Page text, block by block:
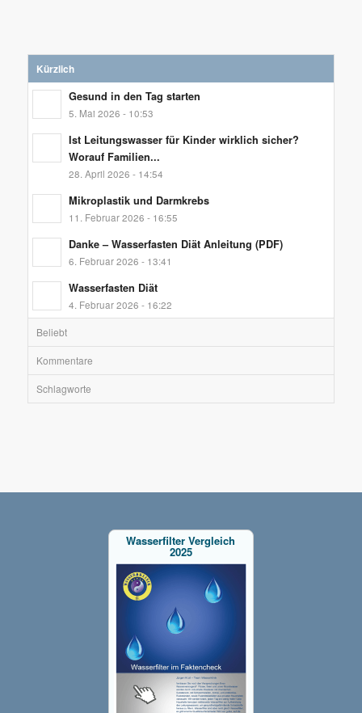
Kürzlich
Gesund in den Tag starten
5. Mai 2026 - 10:53
Ist Leitungswasser für Kinder wirklich sicher?
Worauf Familien...
28. April 2026 - 14:54
Mikroplastik und Darmkrebs
11. Februar 2026 - 16:55
Danke – Wasserfasten Diät Anleitung (PDF)
6. Februar 2026 - 13:41
Wasserfasten Diät
4. Februar 2026 - 16:22
Beliebt
Kommentare
Schlagworte
Wasserfilter Vergleich
2025